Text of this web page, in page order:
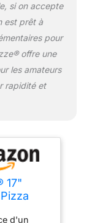
au brûleur
assure
même
magie
le
Le
360
si on accepte
est prêt à
pour
offre une
les amateurs
rapidité et
17"
d'un